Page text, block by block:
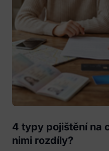
4 typy pojištění na
nimi rozdíly?